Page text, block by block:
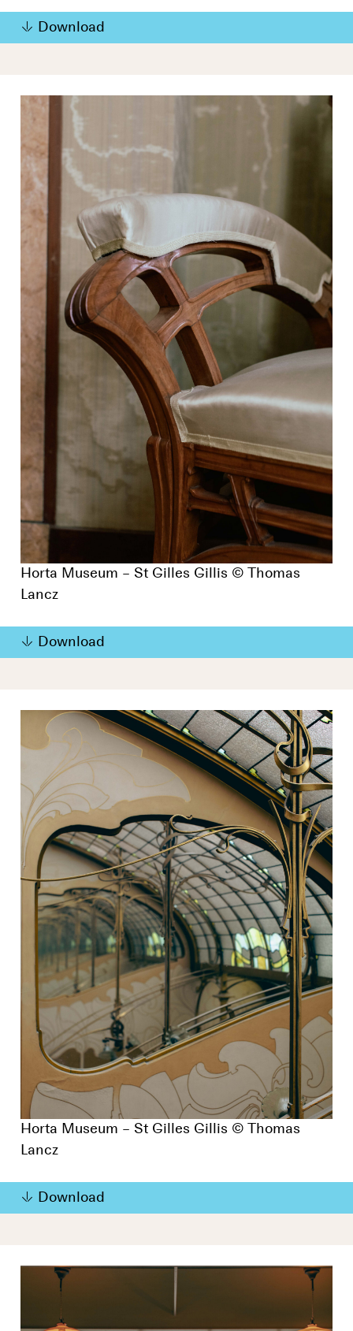
Download
Horta Museum – St Gilles Gillis © Thomas
Lancz
Download
Horta Museum – St Gilles Gillis © Thomas
Lancz
Download